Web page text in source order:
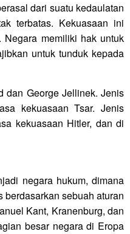
dari suatu kedaulatan
terbatas. Kekuasaan ini
Negara memiliki hak untuk
untuk tunduk kepada
dan George Jellinek. Jenis
kekuasaan Tsar. Jenis
kekuasaan Hitler, dan di
negara hukum, dimana
sebuah aturan
Kant, Kranenburg, dan
besar negara di Eropa